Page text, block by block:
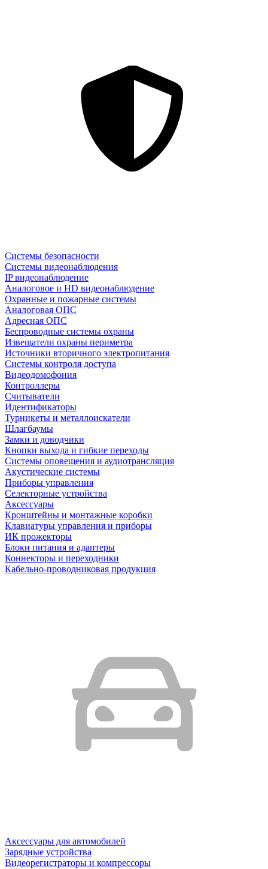
Системы безопасности
Системы видеонаблюдения
IP видеонаблюдение
Аналоговое и HD видеонаблюдение
Охранные и пожарные системы
Аналоговая ОПС
Адресная ОПС
Беспроводные системы охраны
Извещатели охраны периметра
Источники вторичного электропитания
Системы контроля доступа
Видеодомофония
Контроллеры
Считыватели
Идентификаторы
Турникеты и металлоискатели
Шлагбаумы
Замки и доводчики
Кнопки выхода и гибкие переходы
Системы оповещения и аудиотрансляция
Акустические системы
Приборы управления
Селекторные устройства
Аксессуары
Кронштейны и монтажные коробки
Клавиатуры управления и приборы
ИК прожекторы
Блоки питания и адаптеры
Коннекторы и переходники
Кабельно-проводниковая продукция
Аксессуары для автомобилей
Зарядные устройства
Видеорегистраторы и компрессоры